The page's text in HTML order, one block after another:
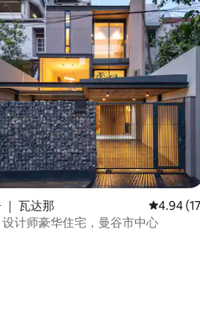
满分 5 分），共 18 条评价
｜ 瓦达那 平均评分
4.94
设计师豪华住宅，曼谷市中心